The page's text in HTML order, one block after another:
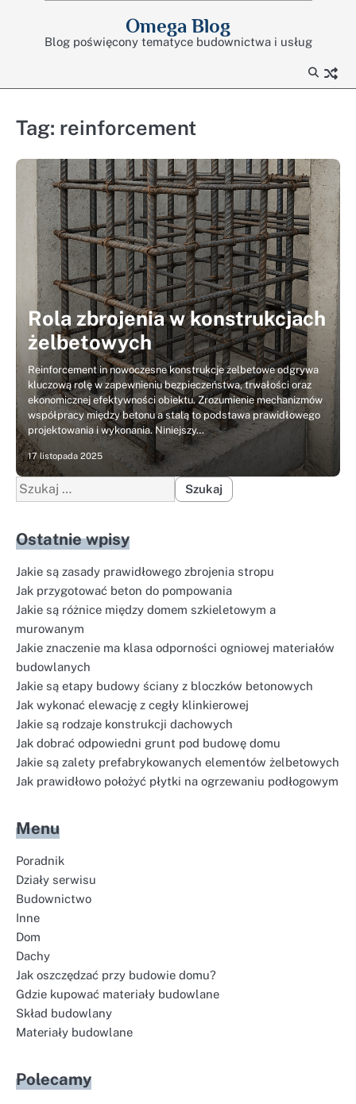
Omega Blog
Blog poświęcony tematyce budownictwa i usług
Tag: reinforcement
Rola zbrojenia w konstrukcjach
żelbetowych
Reinforcement in nowoczesne konstrukcje żelbetowe odgrywa
kluczową rolę w zapewnieniu bezpieczeństwa, trwałości oraz
ekonomicznej efektywności obiektu. Zrozumienie mechanizmów
współpracy między betonu a stalą to podstawa prawidłowego
projektowania i wykonania. Niniejszy…
17 listopada 2025
Szukaj:
Ostatnie wpisy
Jakie są zasady prawidłowego zbrojenia stropu
Jak przygotować beton do pompowania
Jakie są różnice między domem szkieletowym a
murowanym
Jakie znaczenie ma klasa odporności ogniowej materiałów
budowlanych
Jakie są etapy budowy ściany z bloczków betonowych
Jak wykonać elewację z cegły klinkierowej
Jakie są rodzaje konstrukcji dachowych
Jak dobrać odpowiedni grunt pod budowę domu
Jakie są zalety prefabrykowanych elementów żelbetowych
Jak prawidłowo położyć płytki na ogrzewaniu podłogowym
Menu
Poradnik
Działy serwisu
Budownictwo
Inne
Dom
Dachy
Jak oszczędzać przy budowie domu?
Gdzie kupować materiały budowlane
Skład budowlany
Materiały budowlane
Polecamy